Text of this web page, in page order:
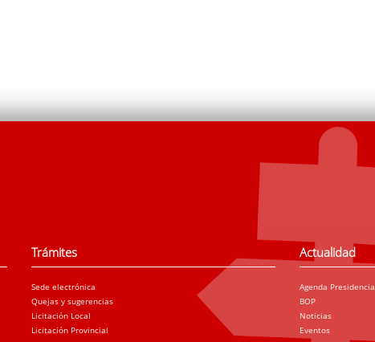
Trámites
Sede electrónica
Quejas y sugerencias
Licitación Local
Licitación Provincial
Actualidad
Agenda Presidencia
BOP
Noticias
Eventos